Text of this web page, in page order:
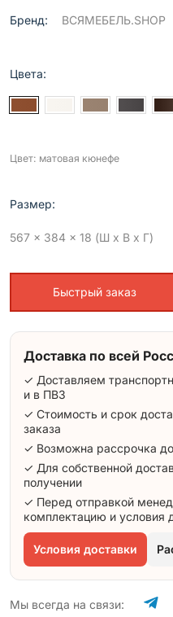
Бренд: ВСЯМЕБЕЛЬ.SHOP
Цвета:
Цвет: матовая кюнефе
Размер:
567 x 384 x 18 (Ш x В x Г)
Быстрый заказ
Доставка по всей
✓ Доставляем
и в ПВЗ
✓ Стоимость и срок
заказа
✓ Возможна рассрочка
✓ Для собственной
получении
✓ Перед отправкой
комплектацию и условия
Условия доставки
Мы всегда на связи: